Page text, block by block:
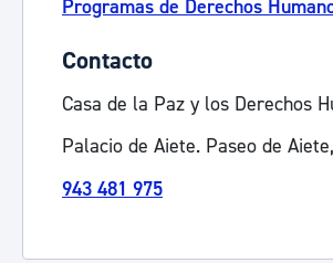
Programas de Derechos
Contacto
Casa de la Paz y los Derechos
Palacio de Aiete. Paseo de
943 481 975